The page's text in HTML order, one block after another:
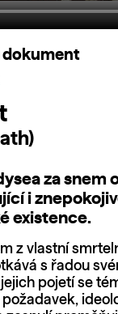
dokument
za snem
i
existence.
z vlastní
s řadou
pojetí se